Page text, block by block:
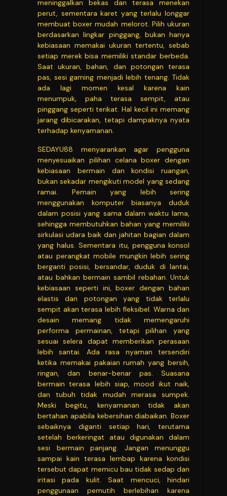
meninggalkan bekas dan terasa menekan
perut, sementara karet yang terlalu longgar
membuat boxer mudah melorot. Pilih ukuran
berdasarkan lingkar pinggang, bukan hanya
kebiasaan memakai ukuran tertentu, sebab
setiap merek bisa memiliki standar berbeda.
Saat ukuran, bahan, dan potongan terasa
pas, sesi gaming menjadi lebih tenang. Tidak
ada lagi momen kesal karena kain
menumpuk, paha terasa sempit, atau
pinggang seperti terikat. Hal kecil ini memang
jarang dibicarakan, tetapi dampaknya nyata
terhadap kenyamanan.
SEDAYU88 menyarankan agar pengguna
menyesuaikan pilihan celana boxer dengan
kebiasaan bermain dan kondisi ruangan,
bukan sekadar mengikuti model yang sedang
ramai. Pemain yang lebih sering
menggunakan komputer biasanya duduk
dalam posisi yang sama dalam waktu lama,
sehingga membutuhkan bahan yang memiliki
sirkulasi udara baik dan jahitan bagian dalam
yang halus. Sementara itu, pengguna konsol
atau perangkat mobile mungkin lebih sering
berganti posisi, bersandar, duduk di lantai,
atau bahkan bermain sambil rebahan. Untuk
kebiasaan seperti ini, boxer dengan bahan
elastis dan potongan yang tidak terlalu
sempit akan terasa lebih fleksibel. Warna dan
desain memang tidak memengaruhi
performa permainan, tetapi pilihan yang
sesuai selera dapat memberikan perasaan
lebih santai. Ada rasa nyaman tersendiri
ketika memakai pakaian rumah yang bersih,
ringan, dan benar-benar pas. Suasana
bermain terasa lebih siap, mood ikut naik,
dan tubuh tidak mudah merasa sumpek.
Meski begitu, kenyamanan tidak akan
bertahan apabila kebersihan diabaikan. Boxer
sebaiknya diganti setiap hari, terutama
setelah berkeringat atau digunakan dalam
sesi bermain panjang. Jangan menunggu
sampai kain terasa lembap karena kondisi
tersebut dapat memicu bau tidak sedap dan
iritasi pada kulit. Saat mencuci, hindari
penggunaan pemutih berlebihan karena